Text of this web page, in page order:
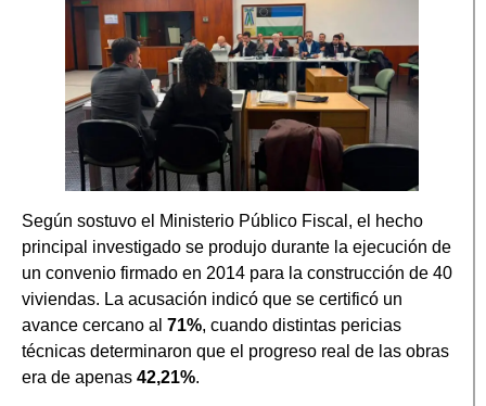
Según sostuvo el Ministerio Público Fiscal, el hecho
principal investigado se produjo durante la ejecución de
un convenio firmado en 2014 para la construcción de 40
viviendas. La acusación indicó que se certificó un
avance cercano al 71%, cuando distintas pericias
técnicas determinaron que el progreso real de las obras
era de apenas 42,21%.